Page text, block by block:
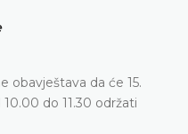
obavještava da će 15.
do 11.30 održati